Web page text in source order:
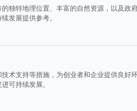
独特地理位置、丰富的自然资源，以及政
发展提供参考。
术支持等措施，为创业者和企业提供良好环
可持续发展。